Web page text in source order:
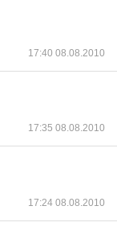
17:40 08.08.2010
17:35 08.08.2010
17:24 08.08.2010